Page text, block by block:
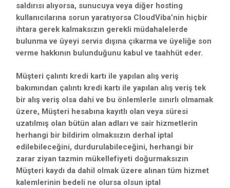
saldırısı alıyorsa, sunucuya veya diğer hosting
kullanıcılarına sorun yaratıyorsa CloudViba’nin hiçbir
ihtara gerek kalmaksızın gerekli müdahalelerde
bulunma ve üyeyi servis dışına çıkarma ve üyeliğe son
verme hakkının bulunduğunu kabul ve taahhüt eder.
Müşteri çalıntı kredi kartı ile yapılan alış veriş
bakımından çalıntı kredi kartı ile yapılan alış veriş tek
bir alış veriş olsa dahi ve bu önlemlerle sınırlı olmamak
üzere, Müşteri hesabına kayıtlı olan veya süresi
uzatılmış olan bütün alan adları ve sair hizmetlerin
herhangi bir bildirim olmaksızın derhal iptal
edilebileceğini, durdurulabileceğini, herhangi bir
zarar ziyan tazmin mükellefiyeti doğurmaksızın
Müşteri kaydı da dahil olmak üzere alınan tüm hizmet
kalemlerinin bedeli ne olursa olsun iptal